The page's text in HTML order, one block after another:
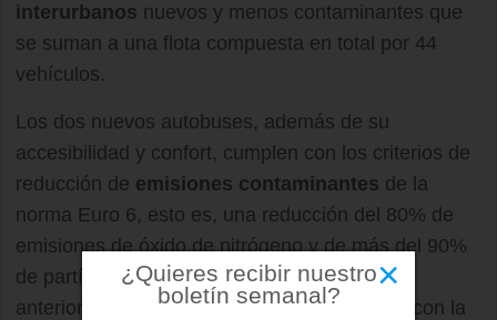
interurbanos nuevos y menos contaminantes que
se suman a una flota compuesta en total por 44
vehículos.
Los dos nuevos autobuses, además de su
accesibilidad y confort, cumplen con los criterios de
reducción de emisiones contaminantes de la
norma Euro 6, esto es, una reducción del 80% de
emisiones de óxido de nitrógeno y de más del 90%
de partículas con respecto a los estándares
anteriores. La totalidad de la flota ya cumple con la
×
¿Quieres recibir nuestro
boletín semanal?